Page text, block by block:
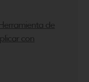
de
con